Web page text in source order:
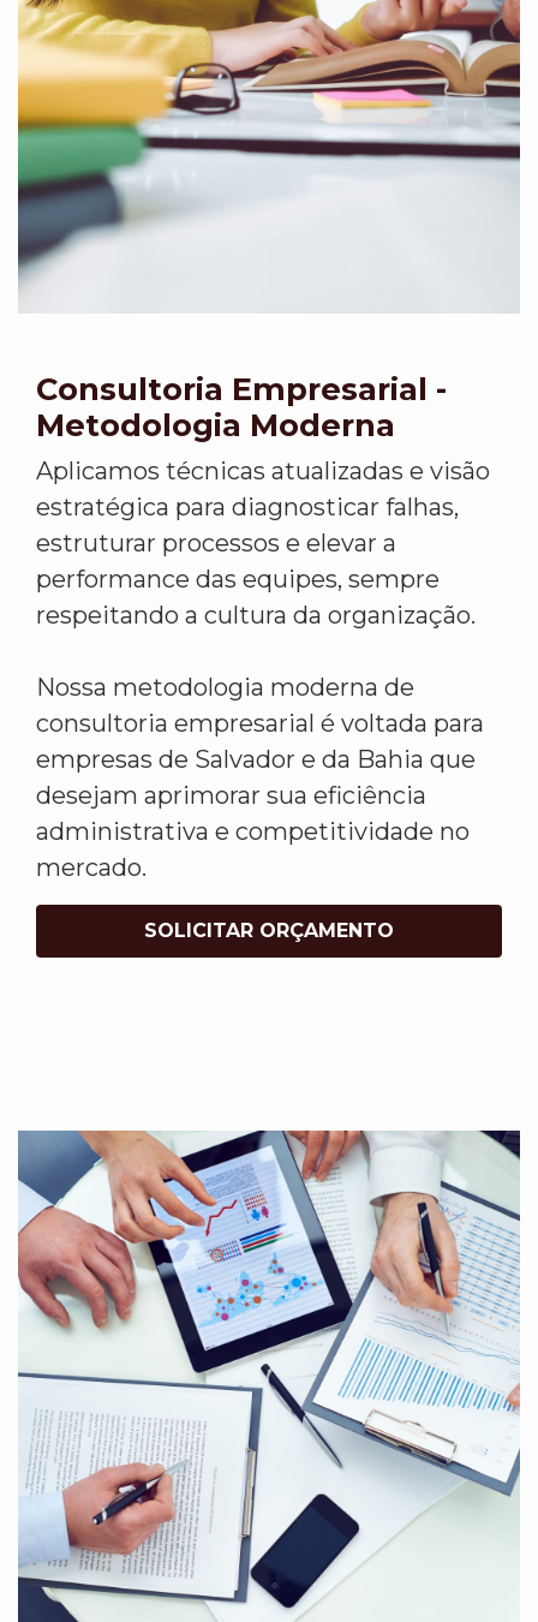
Consultoria Empresarial -
Metodologia Moderna
Aplicamos técnicas atualizadas e visão
estratégica para diagnosticar falhas,
estruturar processos e elevar a
performance das equipes, sempre
respeitando a cultura da organização.
Nossa metodologia moderna de
consultoria empresarial é voltada para
empresas de Salvador e da Bahia que
desejam aprimorar sua eficiência
administrativa e competitividade no
mercado.
SOLICITAR ORÇAMENTO